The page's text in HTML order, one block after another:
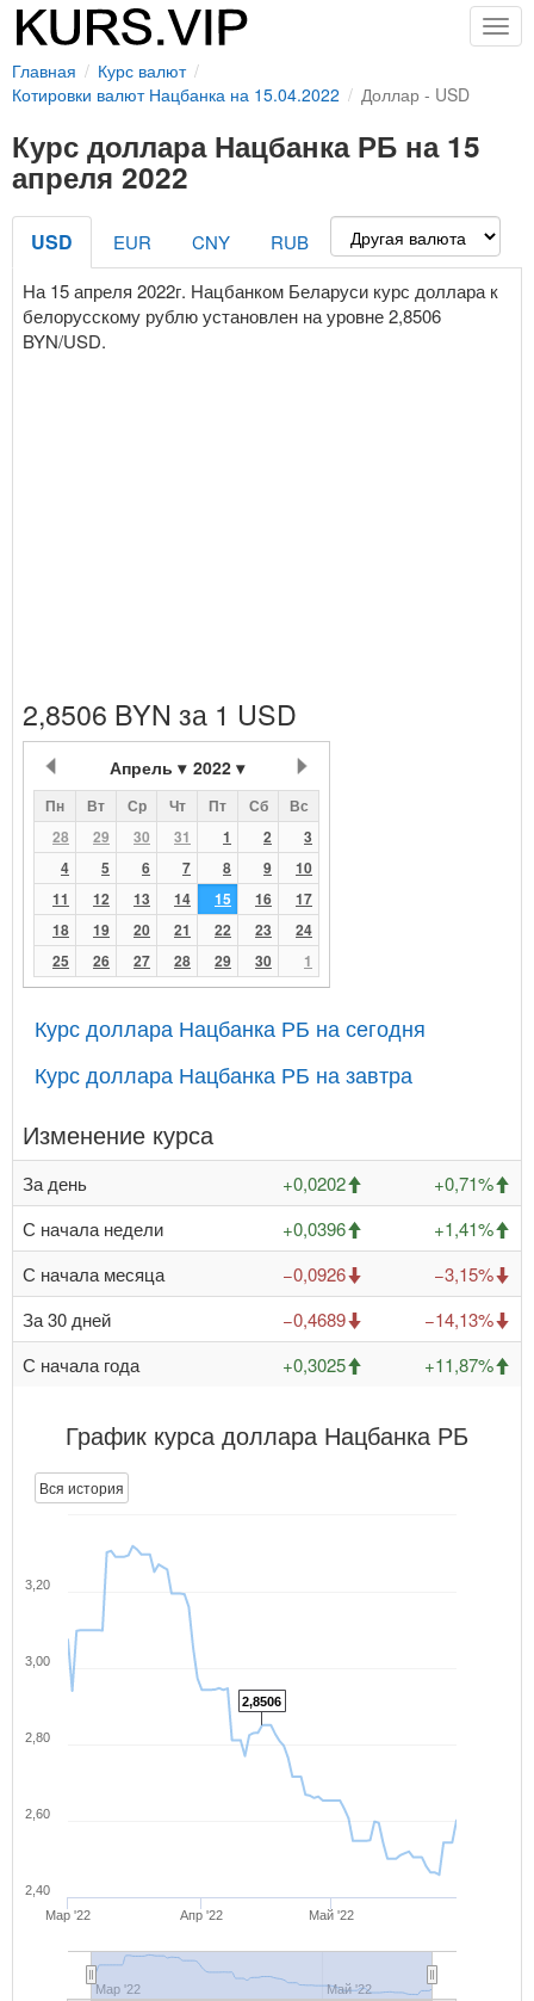
Главная
Курс валют
Котировки валют Нацбанка на 15.04.2022
Доллар - USD
Курс доллара Нацбанка РБ на 15
апреля 2022
USD EUR CNY
RUB
На 15 апреля 2022г. Нацбанком Беларуси курс доллара к
белорусскому рублю установлен на уровне 2,8506
BYN/USD.
2,8506 BYN за 1 USD
Апрель 2022
Пн Вт Ср Чт Пт Сб
Вс
28
29 30 31 1 2
3
4
5 6 7 8 9
10
11
12 13 14 15 16
17
18
19 20 21 22 23
24
25
26 27 28 29 30 1
Курс доллара Нацбанка РБ на сегодня
Курс доллара Нацбанка РБ на завтра
Изменение курса
За день +0,0202
+0,71%
С начала недели
+0,0396
+1,41%
С начала месяца
−0,0926
−3,15%
За 30 дней
−0,4689
−14,13%
С начала года
+0,3025 +11,87%
График курса доллара Нацбанка РБ
Вся история
2,8506
Мар '22 Апр '22 Май '22
Мар '22 Май '22
2,40
2,60
2,80
3,00
3,20